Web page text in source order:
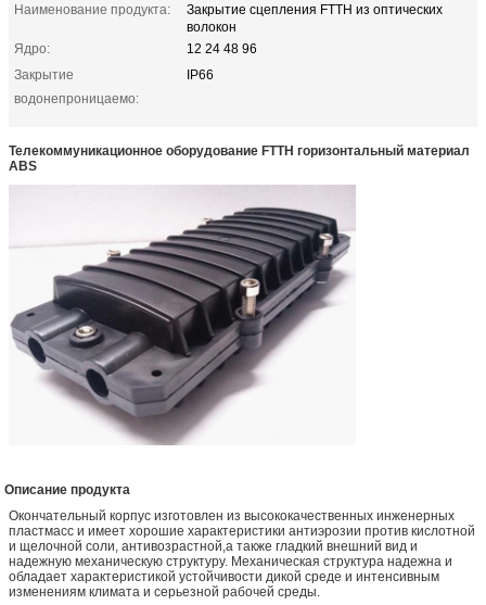
Наименование продукта:
Закрытие сцепления FTTH из оптических
волокон
Ядро:
12 24 48 96
Закрытие
водонепроницаемо:
IP66
Телекоммуникационное оборудование FTTH горизонтальный материал
ABS
Описание продукта
Окончательный корпус изготовлен из высококачественных инженерных
пластмасс и имеет хорошие характеристики антиэрозии против кислотной
и щелочной соли, антивозрастной,а также гладкий внешний вид и
надежную механическую структуру. Механическая структура надежна и
обладает характеристикой устойчивости дикой среде и интенсивным
изменениям климата и серьезной рабочей среды.